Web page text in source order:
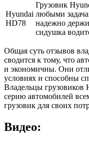
Hyundai
HD78
Грузовик
любыми
надежно
сидушка
Общая суть отзывов
сводится к тому, что
и экономичны. Они
условиях и способны
Владельцы
серию автомобилей
грузовик для своих
Видео: